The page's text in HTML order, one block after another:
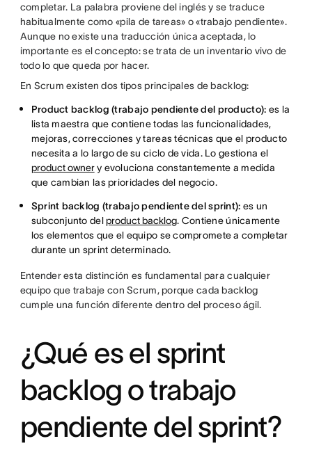
completar. La palabra proviene del inglés y se traduce
habitualmente como «pila de tareas» o «trabajo pendiente».
Aunque no existe una traducción única aceptada, lo
importante es el concepto: se trata de un inventario vivo de
todo lo que queda por hacer.
En Scrum existen dos tipos principales de backlog:
Product backlog (trabajo pendiente del producto): es la
lista maestra que contiene todas las funcionalidades,
mejoras, correcciones y tareas técnicas que el producto
necesita a lo largo de su ciclo de vida. Lo gestiona el
product ownery evoluciona constantemente a medida
que cambian las prioridades del negocio.
Sprint backlog (trabajo pendiente del sprint): es un
subconjunto delproduct backlog. Contiene únicamente
los elementos que el equipo se compromete a completar
durante un sprint determinado.
Entender esta distinción es fundamental para cualquier
equipo que trabaje con Scrum, porque cada backlog
cumple una función diferente dentro del proceso ágil.
¿Qué es el sprint
backlog o trabajo
pendiente del sprint?